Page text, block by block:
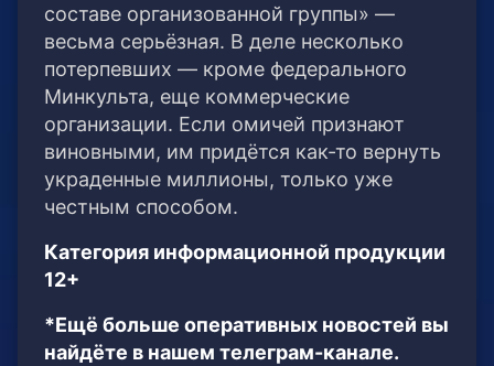
составе организованной группы» —
весьма серьёзная. В деле несколько
потерпевших — кроме федерального
Минкульта, еще коммерческие
организации. Если омичей признают
виновными, им придётся как-то вернуть
украденные миллионы, только уже
честным способом.
Категория информационной продукции
12+
*Ещё больше оперативных новостей вы
найдёте в нашем телеграм-канале.